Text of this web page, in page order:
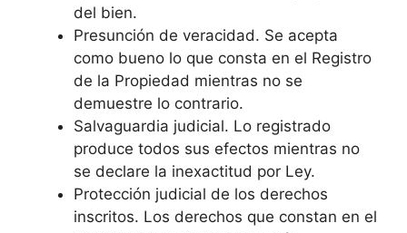
del bien.
Presunción de veracidad. Se acepta
como bueno lo que consta en el Registro
de la Propiedad mientras no se
demuestre lo contrario.
Salvaguardia judicial. Lo registrado
produce todos sus efectos mientras no
se declare la inexactitud por Ley.
Protección judicial de los derechos
inscritos. Los derechos que constan en el